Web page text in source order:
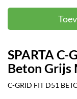
SPARTA
Beton Grijs
C-GRID FIT D51